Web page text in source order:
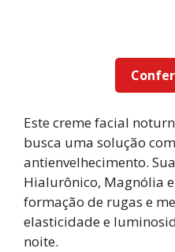
Este creme facial
busca uma solução
antienvelhecimento.
Hialurônico, Magnólia
formação de rugas e
elasticidade e
noite.